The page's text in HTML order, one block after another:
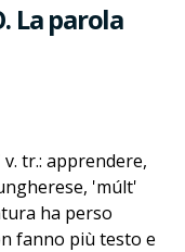
La parola
tr.: apprendere,
'múlt'
ha perso
fanno più testo e